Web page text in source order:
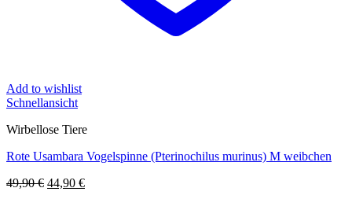
Add to wishlist
Schnellansicht
Wirbellose Tiere
Rote Usambara Vogelspinne (Pterinochilus murinus) M weibchen
49,90€ Ursprünglicher
44,90 €Aktueller